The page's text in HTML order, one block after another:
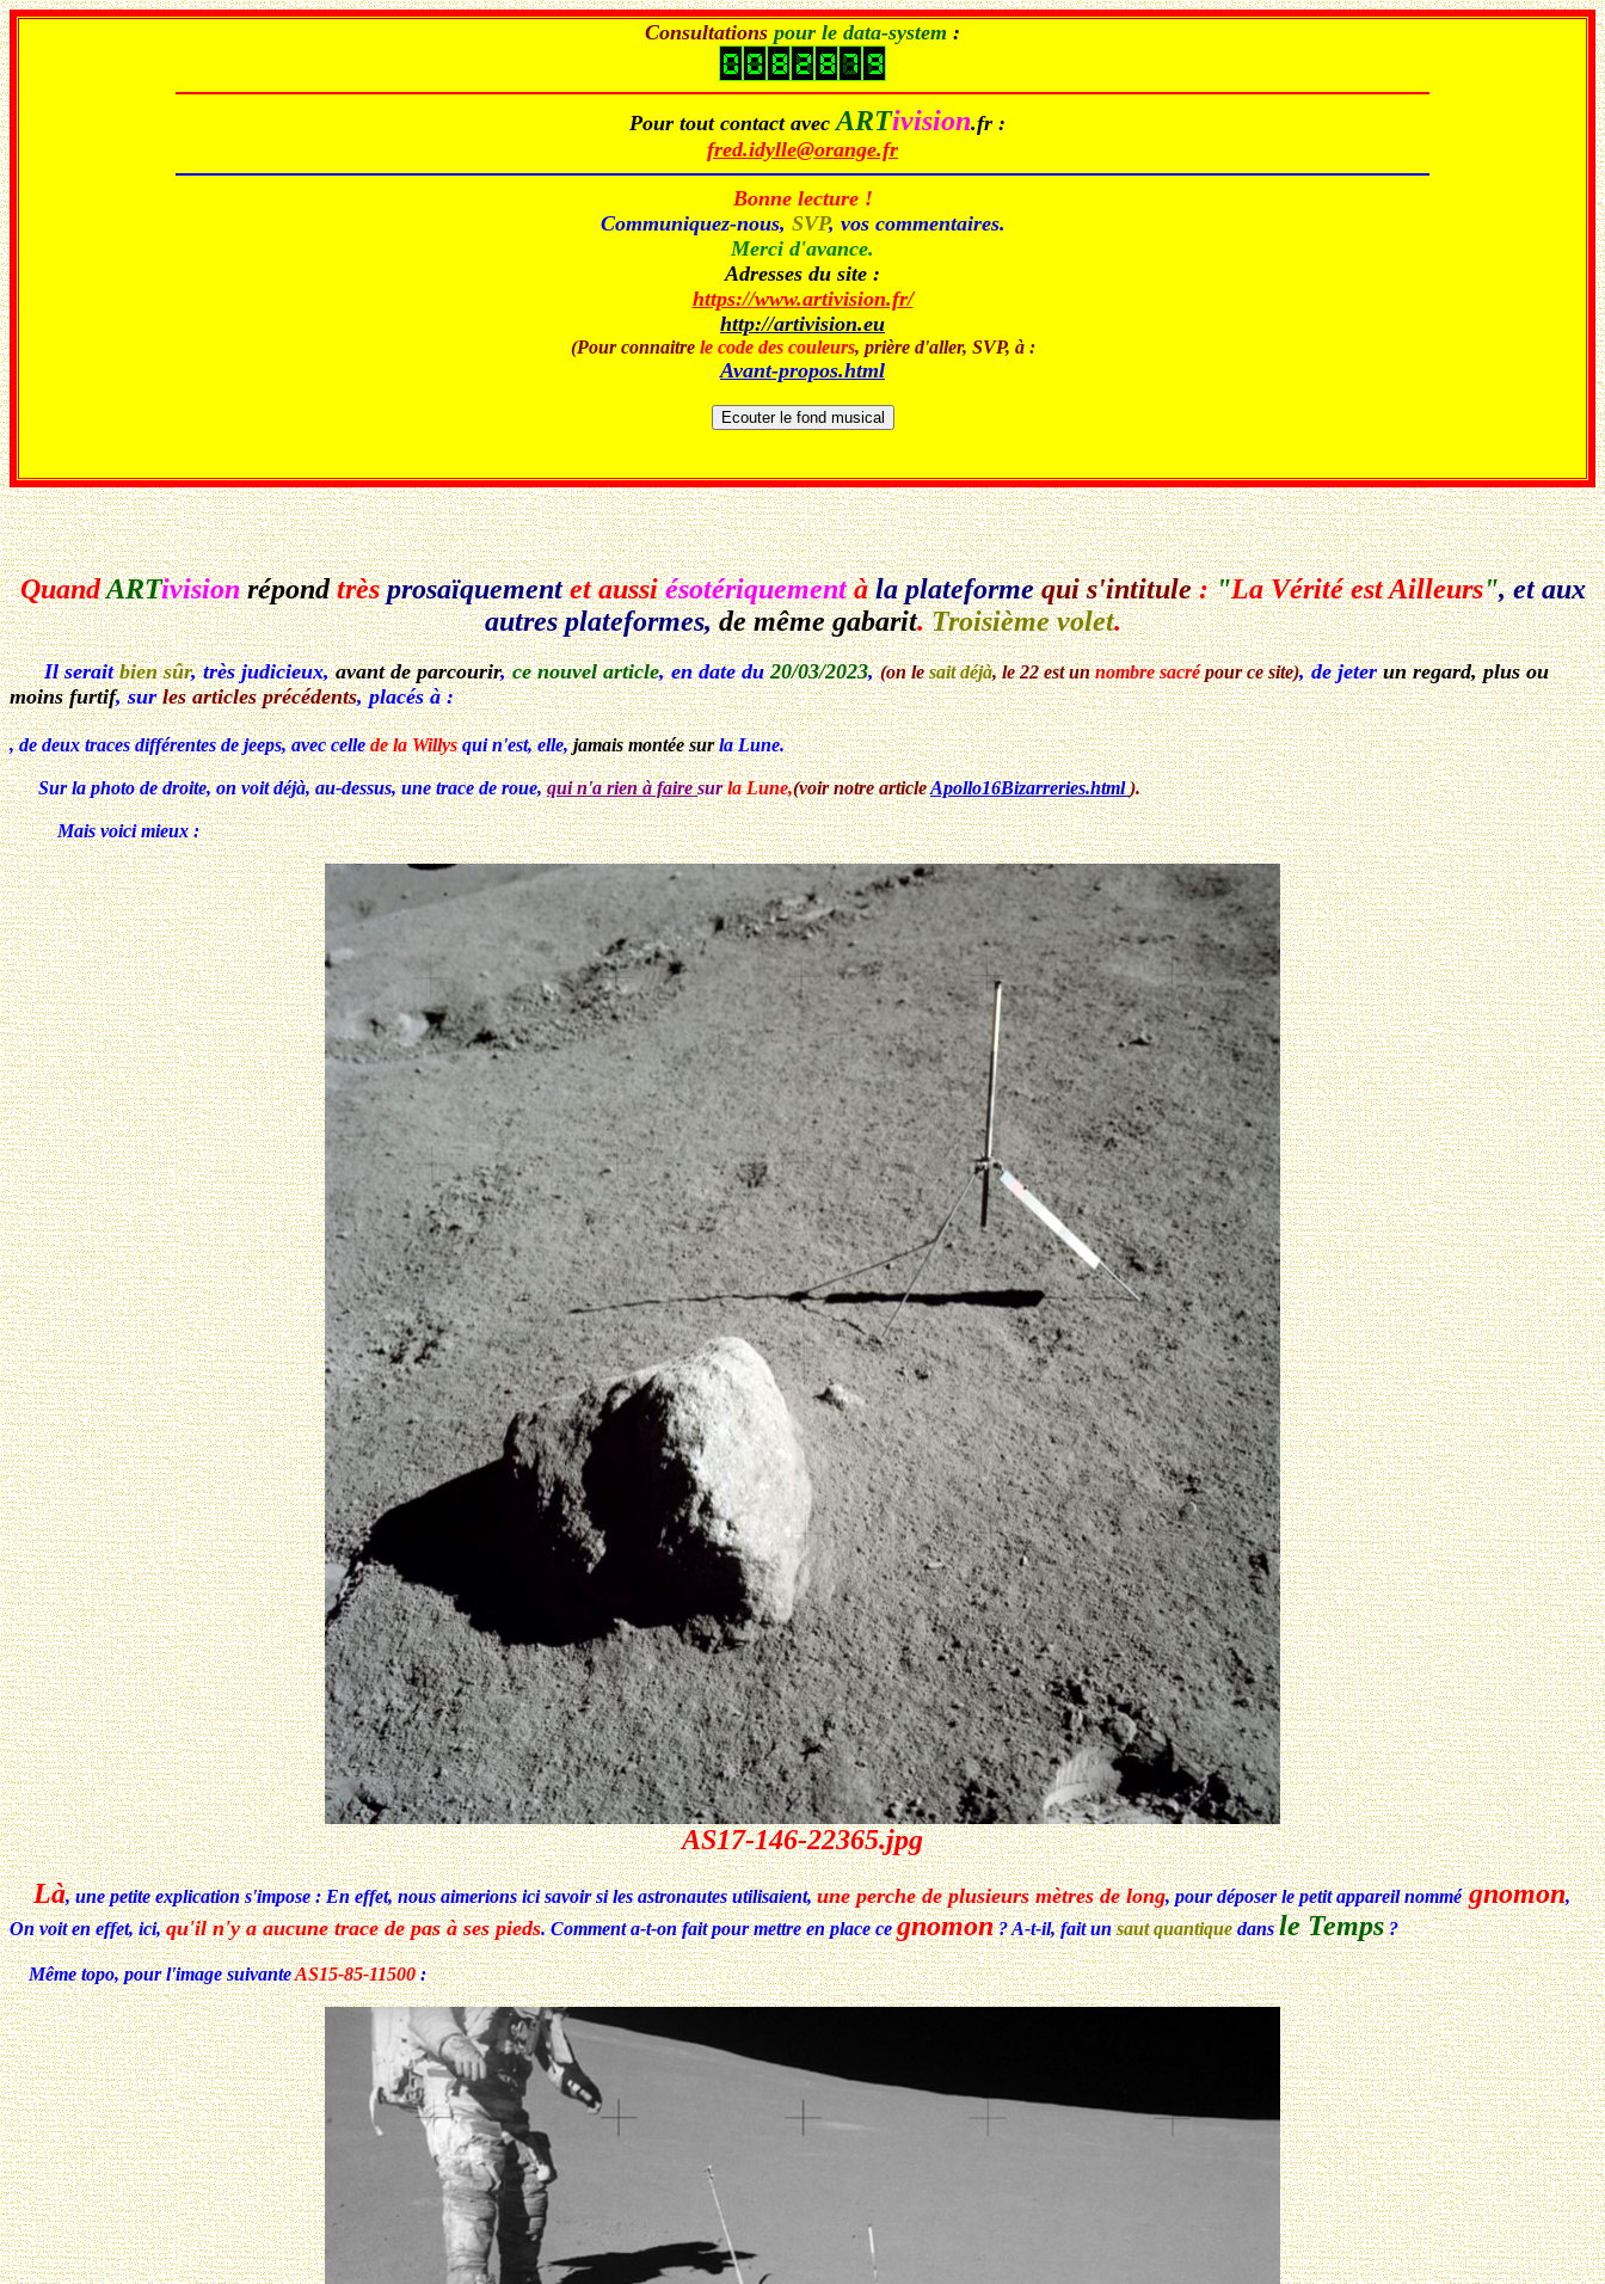
Consultations pour le data-system :
Pour tout contact avecARTivision.fr :
fred.idylle@orange.fr
Bonne lecture !
Communiquez-nous, SVP, vos commentaires.
Merci d'avance.
Adresses du site :
https://www.artivision.fr/
http://artivision.eu
(Pour connaitre le code des couleurs, prière d'aller, SVP, à :
Avant-propos.html
QuandARTivision répondtrèsprosaïquementet aussiésotériquement àla plateforme qui s'intitule:"La Vérité est Ailleurs", et aux
autres plateformes, de même gabarit.Troisième volet.
Il seraitbien sûr, très judicieux,avant de parcourir,ce nouvel article, en date du20/03/2023,(on lesait déjà, le 22 est unnombre sacrépour ce site), de jeterun regard, plus ou
moins furtif, surles articles précédents, placés à :
, de deux traces différentes de jeeps, avec cellede la Willysqui n'est, elle,jamais montée surla Lune.
Sur la photo de droite, on voit déjà, au-dessus, une trace de roue,qui n'a rien à fairesurla Lune,(voir notre articleApollo16Bizarreries.html).
Mais voici mieux :
AS17-146-22365.jpg
Là, une petite explication s'impose : En effet, nous aimerions ici savoir si les astronautes utilisaient,une perche de plusieurs mètres de long, pour déposer le petit appareil nommégnomon,
On voit en effet, ici,qu'il n'y a aucune trace de pas à ses pieds. Comment a-t-on fait pour mettre en place cegnomon? A-t-il, fait unsaut quantiquedansle Temps?
Même topo, pour l'image suivanteAS15-85-11500: